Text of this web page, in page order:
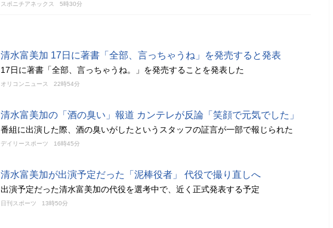
スポニチアネックス 5時30分
清水富美加 17日に著書「全部、言っちゃうね」を発売すると発表
17日に著書「全部、言っちゃうね。」を発売することを発表した
オリコンニュース 22時54分
清水富美加の「酒の臭い」報道 カンテレが反論「笑顔で元気でした」
番組に出演した際、酒の臭いがしたというスタッフの証言が一部で報じられた
デイリースポーツ 16時45分
清水富美加が出演予定だった「泥棒役者」 代役で撮り直しへ
出演予定だった清水富美加の代役を選考中で、近く正式発表する予定
日刊スポーツ 13時50分